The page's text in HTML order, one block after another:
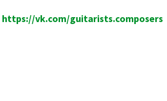
https://vk.com/guitarists.composers